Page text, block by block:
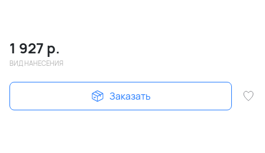
1 927 р.
ВИД НАНЕСЕНИЯ
Заказать